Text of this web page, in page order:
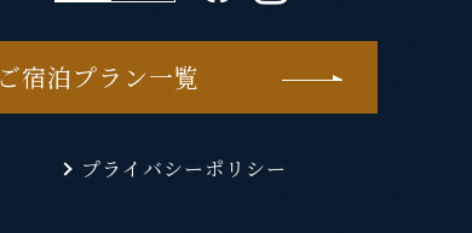
ご宿泊プラン一覧
プライバシーポリシー